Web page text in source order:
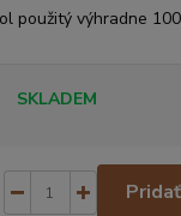
použitý výhradne
SKLADEM